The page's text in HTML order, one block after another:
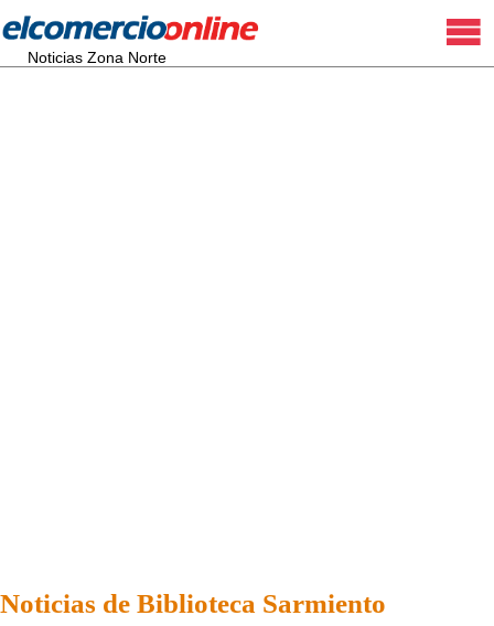
Noticias Zona Norte
Noticias de Biblioteca Sarmiento